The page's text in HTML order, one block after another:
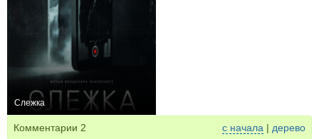
Слежка
Комментарии 2 с начала | дерево